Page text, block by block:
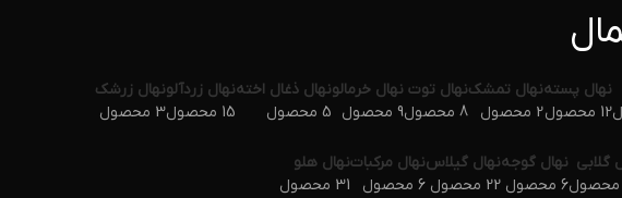
نهال پسته
12 محصول
نهال تمشک
2 محصول
نهال توت
8 محصول
نهال خرمالو
9 محصول
نهال ذغال اخته
5 محصول
نهال زردآلو
15 محصول
نهال زرشک
3 محصول
گلابی نهال گوجه
6 محصول
نهال گیلاس
22 محصول
نهال مرکبات
6 محصول
نهال هلو
31 محصول